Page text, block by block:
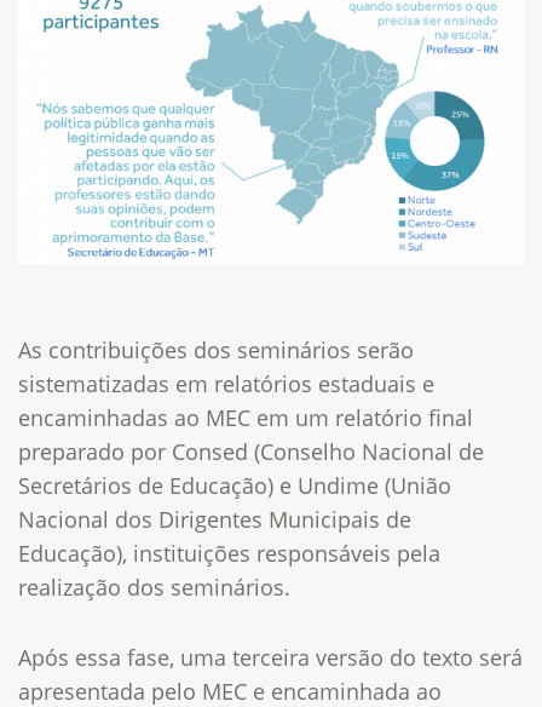
As contribuições dos seminários serão
sistematizadas em relatórios estaduais e
encaminhadas ao MEC em um relatório final
preparado por Consed (Conselho Nacional de
Secretários de Educação) e Undime (União
Nacional dos Dirigentes Municipais de
Educação), instituições responsáveis pela
realização dos seminários.
Após essa fase, uma terceira versão do texto será
apresentada pelo MEC e encaminhada ao